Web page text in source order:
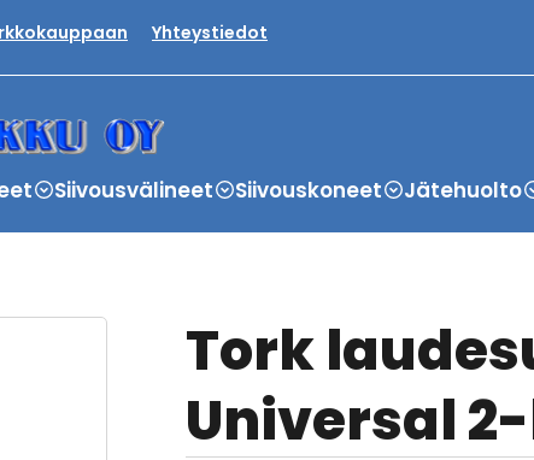
Yhteystiedot
Siivousvälineet Siivouskoneet Jätehuolto
Tork
Universal